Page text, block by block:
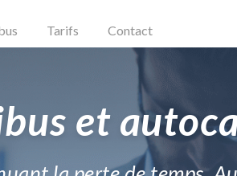
Tarifs Contact
et